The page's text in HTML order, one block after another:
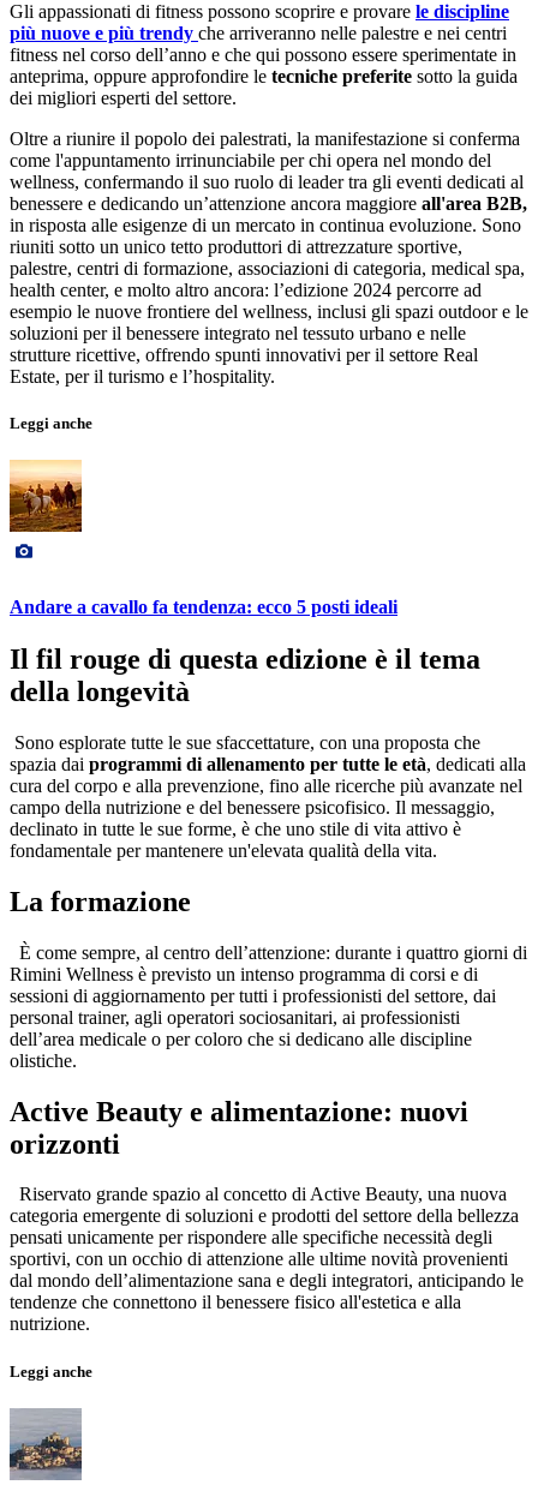
Gli appassionati di fitness possono scoprire e provare le discipline
più nuove e più trendy che arriveranno nelle palestre e nei centri
fitness nel corso dell’anno e che qui possono essere sperimentate in
anteprima, oppure approfondire le tecniche preferite sotto la guida
dei migliori esperti del settore.
Oltre a riunire il popolo dei palestrati, la manifestazione si conferma
come l'appuntamento irrinunciabile per chi opera nel mondo del
wellness, confermando il suo ruolo di leader tra gli eventi dedicati al
benessere e dedicando un’attenzione ancora maggiore all'area B2B,
in risposta alle esigenze di un mercato in continua evoluzione. Sono
riuniti sotto un unico tetto produttori di attrezzature sportive,
palestre, centri di formazione, associazioni di categoria, medical spa,
health center, e molto altro ancora: l’edizione 2024 percorre ad
esempio le nuove frontiere del wellness, inclusi gli spazi outdoor e le
soluzioni per il benessere integrato nel tessuto urbano e nelle
strutture ricettive, offrendo spunti innovativi per il settore Real
Estate, per il turismo e l’hospitality.
Leggi anche
Andare a cavallo fa tendenza: ecco 5 posti ideali
Il fil rouge di questa edizione è il tema
della longevità
Sono esplorate tutte le sue sfaccettature, con una proposta che
spazia dai programmi di allenamento per tutte le età, dedicati alla
cura del corpo e alla prevenzione, fino alle ricerche più avanzate nel
campo della nutrizione e del benessere psicofisico. Il messaggio,
declinato in tutte le sue forme, è che uno stile di vita attivo è
fondamentale per mantenere un'elevata qualità della vita.
La formazione
È come sempre, al centro dell’attenzione: durante i quattro giorni di
Rimini Wellness è previsto un intenso programma di corsi e di
sessioni di aggiornamento per tutti i professionisti del settore, dai
personal trainer, agli operatori sociosanitari, ai professionisti
dell’area medicale o per coloro che si dedicano alle discipline
olistiche.
Active Beauty e alimentazione: nuovi
orizzonti
Riservato grande spazio al concetto di Active Beauty, una nuova
categoria emergente di soluzioni e prodotti del settore della bellezza
pensati unicamente per rispondere alle specifiche necessità degli
sportivi, con un occhio di attenzione alle ultime novità provenienti
dal mondo dell’alimentazione sana e degli integratori, anticipando le
tendenze che connettono il benessere fisico all'estetica e alla
nutrizione.
Leggi anche